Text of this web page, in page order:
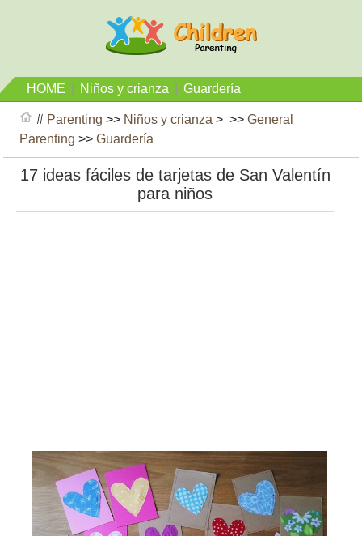
HOME Niños y crianza Guardería
# Parenting >> Niños y crianza > >>General
Parenting >>Guardería
17 ideas fáciles de tarjetas de San Valentín
para niños